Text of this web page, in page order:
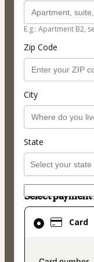
E.g.: Apartment B2,
Zip Code
City
State
Select
Card
Card
selected